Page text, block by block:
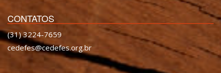
CONTATOS
(31) 3224-7659
cedefes@cedefes.org.br